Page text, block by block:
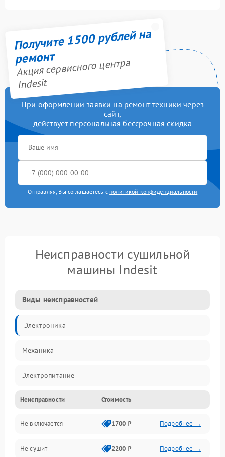
Получите 1500 рублей на
ремонт
Акция сервисного центра
Indesit
При оформлении заявки на ремонт техники через
сайт,
действует персональная бессрочная скидка
Отправляя, Вы соглашаетесь с политикой конфиденциальности
Неисправности сушильной
машины Indesit
Виды неисправностей
Электроника
Механика
Электропитание
Нагрев
Механические повреждения
Оптика
Неисправности Стоимость
Не включается 1700 ₽ Подробнее →
Не сушит 2200 ₽ Подробнее →